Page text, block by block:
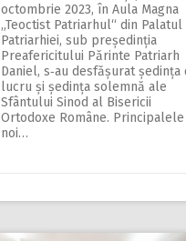
octombrie 2023, în Aula Magna
„Teoctist Patriarhul“ din Palatul
Patriarhiei, sub președinția
Preafericitului Părinte Patriarh
Daniel, s‑au desfășurat ședința
lucru și ședința solemnă ale
Sfântului Sinod al Bisericii
Ortodoxe Române. Principalele
noi…